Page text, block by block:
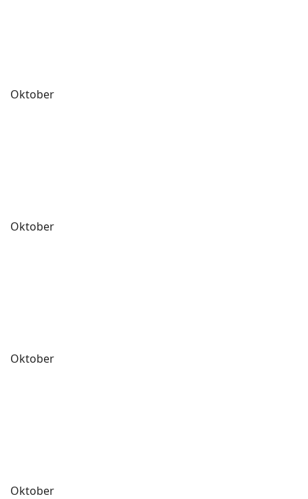
Oktober
Oktober
Oktober
Oktober